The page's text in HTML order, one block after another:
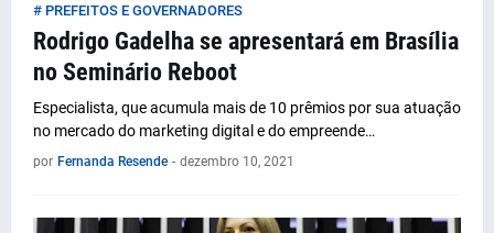
# PREFEITOS E GOVERNADORES
Rodrigo Gadelha se apresentará em Brasília
no Seminário Reboot
Especialista, que acumula mais de 10 prêmios por sua atuação
no mercado do marketing digital e do empreende…
por Fernanda Resende - dezembro 10, 2021